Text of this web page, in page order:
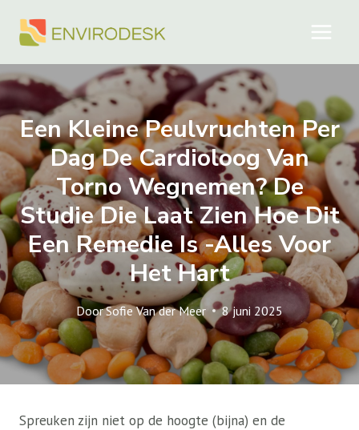
naar
Een Kleine Peulvruchten Per
Dag De Cardioloog Van
Torno Wegnemen? De
Studie Die Laat Zien Hoe Dit
Een Remedie Is -alles Voor
Het Hart
DoorSofie Van der Meer 8 juni 2025
Spreuken zijn niet op de hoogte (bijna) en de